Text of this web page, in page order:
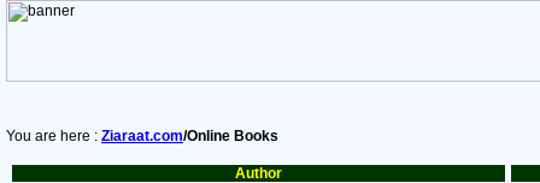
You are here : Ziaraat.com/Online Books
Author